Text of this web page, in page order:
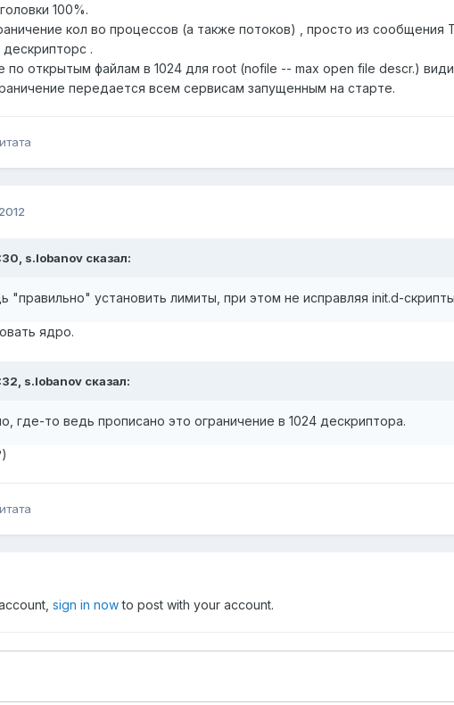
100%.
кол во процессов (а также потоков) , просто из
.
по открытым файлам в 1024 для root (nofile -- max open file descr.)
передается всем сервисам запущенным на старте.
s.lobanov сказал:
"правильно" установить лимиты, при этом не исправляя init.d-
ядро.
s.lobanov сказал:
где-то ведь прописано это ограничение в 1024 дескриптора.
sign in nowto post with your account.